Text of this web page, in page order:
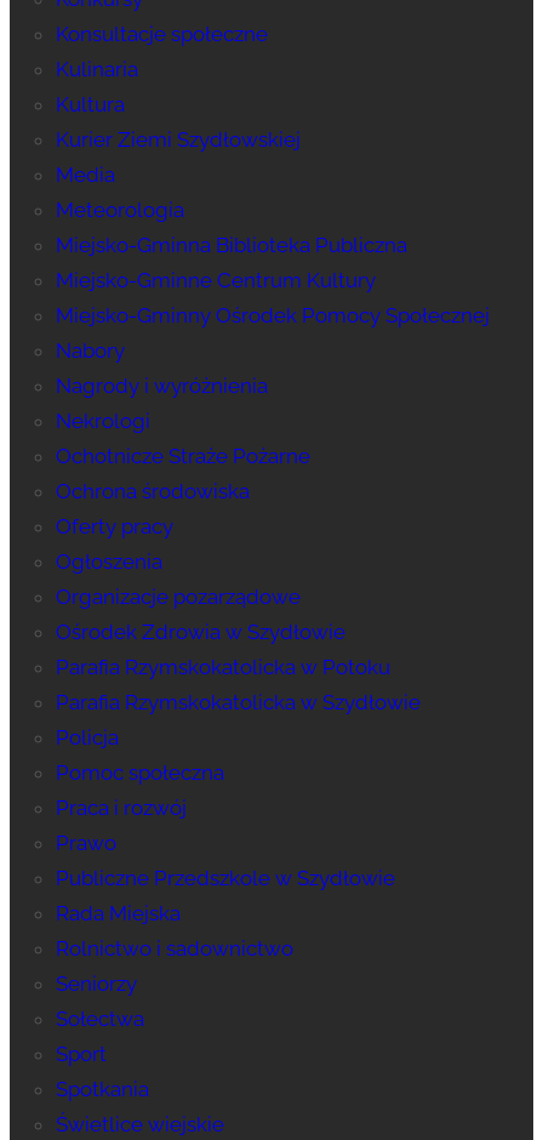
Konsultacje społeczne
Kulinaria
Kultura
Kurier Ziemi Szydłowskiej
Media
Meteorologia
Miejsko-Gminna Biblioteka Publiczna
Miejsko-Gminne Centrum Kultury
Miejsko-Gminny Ośrodek Pomocy Społecznej
Nabory
Nagrody i wyróżnienia
Nekrologi
Ochotnicze Straże Pożarne
Ochrona środowiska
Oferty pracy
Ogłoszenia
Organizacje pozarządowe
Ośrodek Zdrowia w Szydłowie
Parafia Rzymskokatolicka w Potoku
Parafia Rzymskokatolicka w Szydłowie
Policja
Pomoc społeczna
Praca i rozwój
Prawo
Publiczne Przedszkole w Szydłowie
Rada Miejska
Rolnictwo i sadownictwo
Seniorzy
Sołectwa
Sport
Spotkania
Świetlice wiejskie